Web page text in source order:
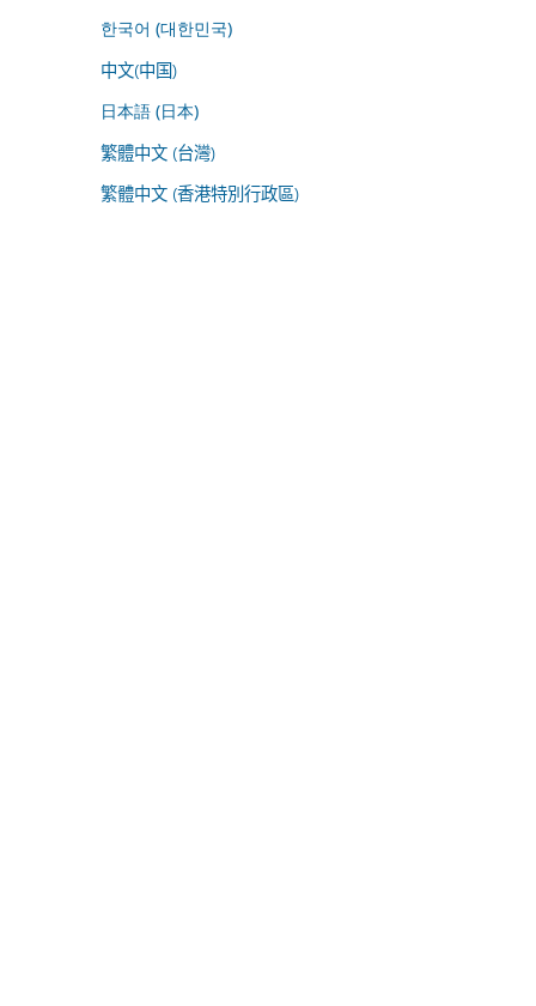
한국어 (대한민국)
中文(中国)
日本語 (日本)
繁體中文 (台灣)
繁體中文 (香港特別行政區)